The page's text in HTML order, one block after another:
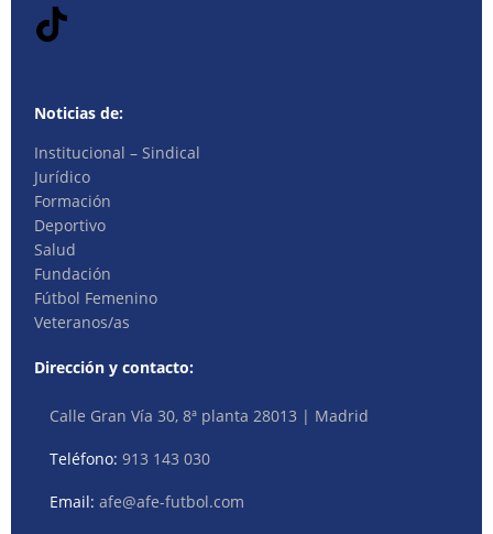
Noticias de:
Institucional – Sindical
Jurídico
Formación
Deportivo
Salud
Fundación
Fútbol Femenino
Veteranos/as
Dirección y contacto:
Calle Gran Vía 30, 8ª planta 28013 | Madrid
Teléfono:913 143 030
Email:afe@afe-futbol.com